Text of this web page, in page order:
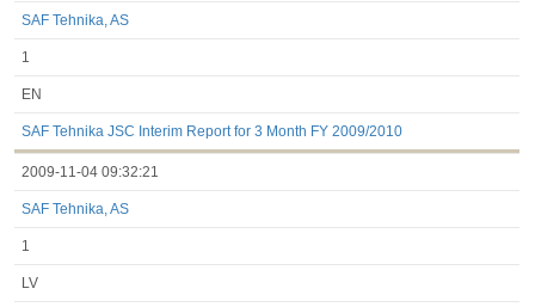
SAF Tehnika, AS
1
EN
SAF Tehnika JSC Interim Report for 3 Month FY 2009/2010
2009-11-04 09:32:21
SAF Tehnika, AS
1
LV